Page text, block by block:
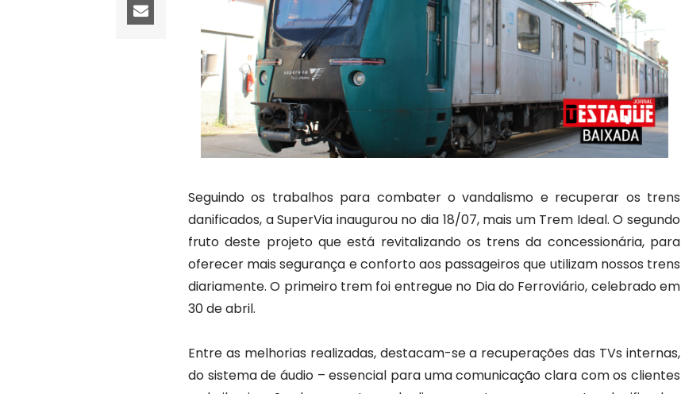
Seguindo os trabalhos para combater o vandalismo e recuperar os trens
danificados, a SuperVia inaugurou no dia 18/07, mais um Trem Ideal. O segundo
fruto deste projeto que está revitalizando os trens da concessionária, para
oferecer mais segurança e conforto aos passageiros que utilizam nossos trens
diariamente. O primeiro trem foi entregue no Dia do Ferroviário, celebrado em
30 de abril.
Entre as melhorias realizadas, destacam-se a recuperações das TVs internas,
do sistema de áudio – essencial para uma comunicação clara com os clientes